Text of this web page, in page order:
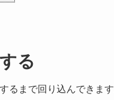
る
るまで回り込んできま